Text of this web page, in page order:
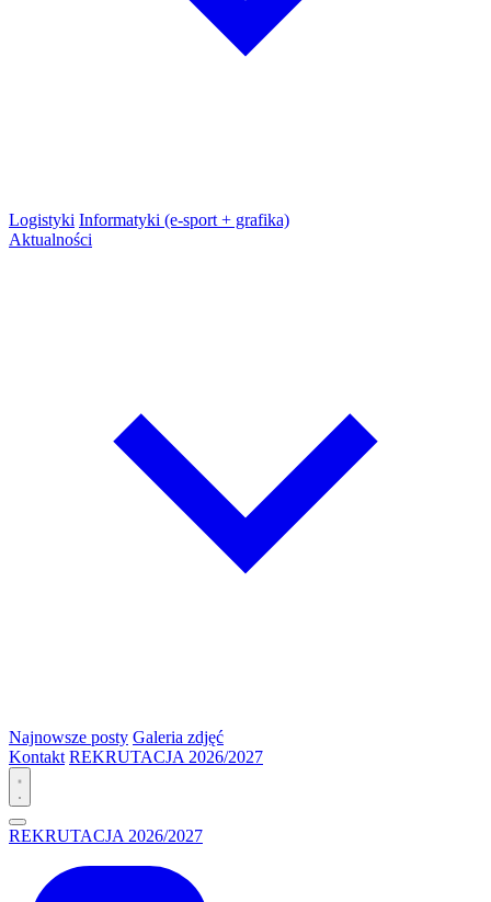
Logistyki Informatyki (e-sport + grafika)
Aktualności
Najnowsze posty Galeria zdjęć
Kontakt REKRUTACJA 2026/2027
REKRUTACJA 2026/2027